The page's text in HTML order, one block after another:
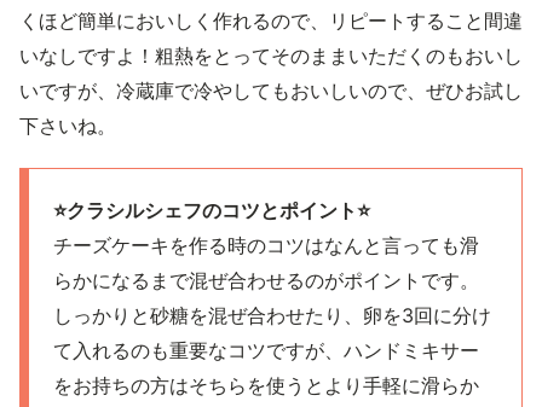
くほど簡単においしく作れるので、リピートすること間違
いなしですよ！粗熱をとってそのままいただくのもおいし
いですが、冷蔵庫で冷やしてもおいしいので、ぜひお試し
下さいね。
⭐️クラシルシェフのコツとポイント⭐️
チーズケーキを作る時のコツはなんと言っても滑
らかになるまで混ぜ合わせるのがポイントです。
しっかりと砂糖を混ぜ合わせたり、卵を3回に分け
て入れるのも重要なコツですが、ハンドミキサー
をお持ちの方はそちらを使うとより手軽に滑らか